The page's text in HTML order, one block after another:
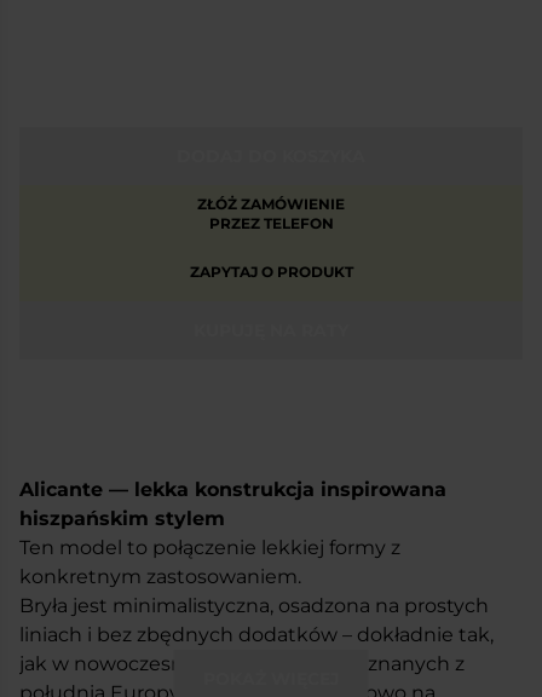
Alicante — lekka konstrukcja inspirowana
hiszpańskim stylem
Ten model to połączenie lekkiej formy z
konkretnym zastosowaniem.
Bryła jest minimalistyczna, osadzona na prostych
liniach i bez zbędnych dodatków – dokładnie tak,
jak w nowoczesnych konstrukcjach znanych z
ZŁÓŻ ZAMÓWIENIE
PRZEZ TELEFON
ZAPYTAJ O PRODUKT